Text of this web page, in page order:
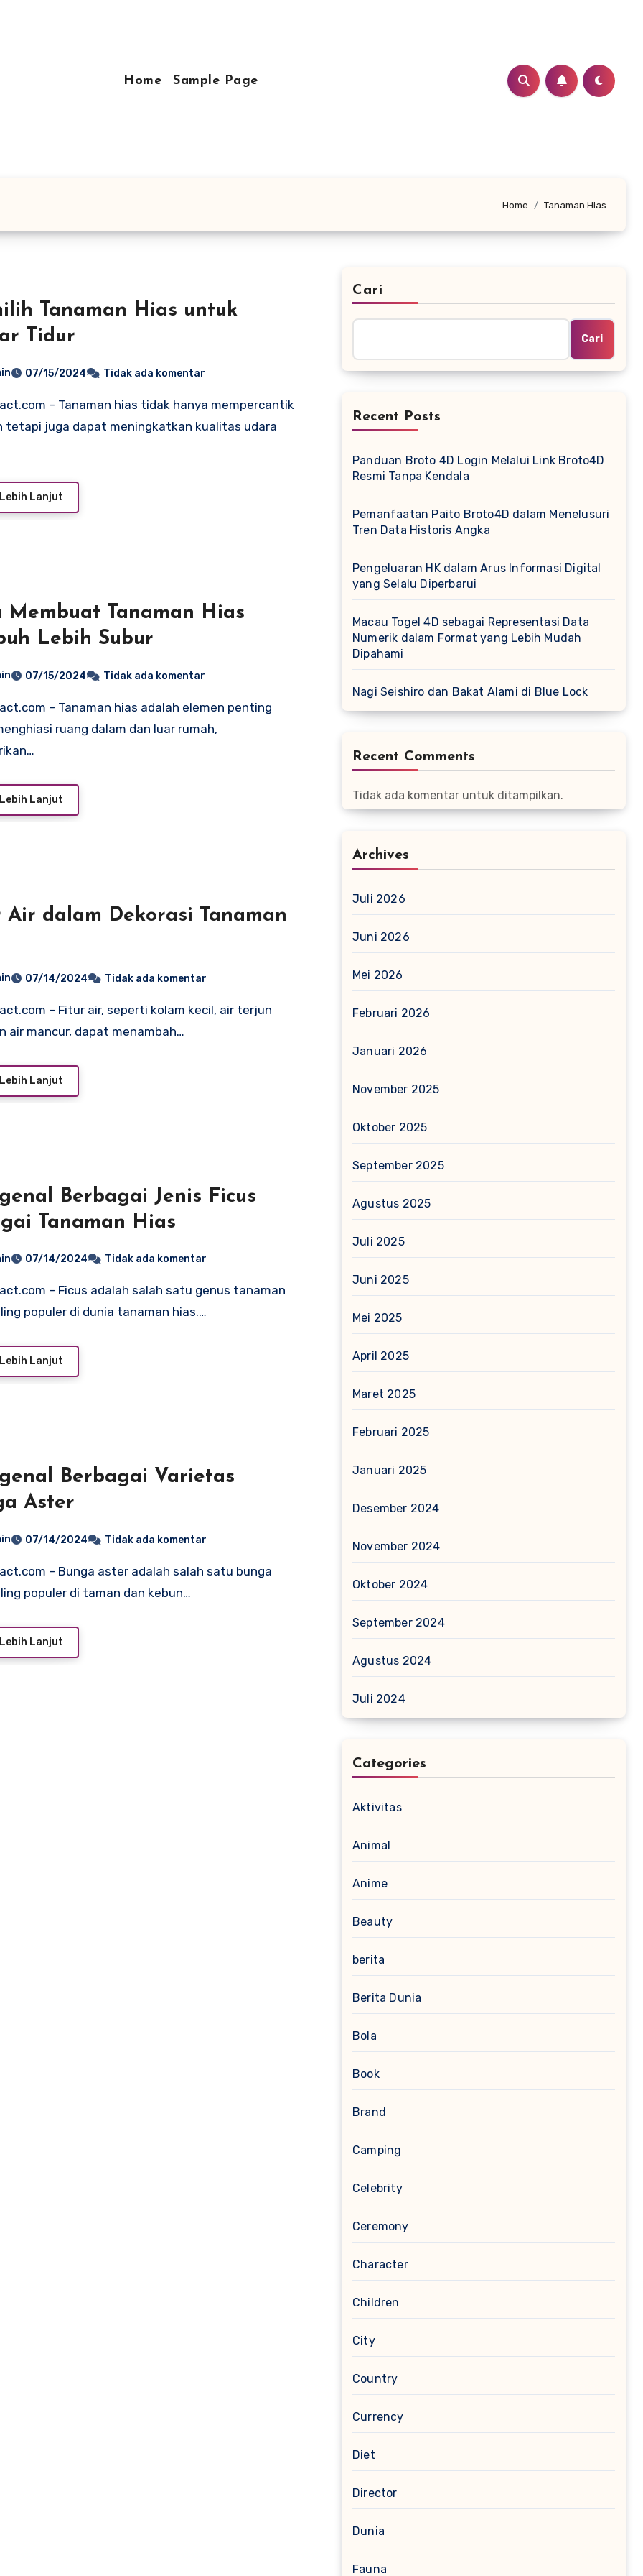
Home Sample Page
Home Tanaman Hias
Tanaman Hias untuk
Tidur
07/15/2024 Tidak ada komentar
tetapi juga dapat meningkatkan kualitas udara
Lanjut
Membuat Tanaman Hias
Lebih Subur
07/15/2024 Tidak ada komentar
ruang dalam dan luar rumah,
Lanjut
Air dalam Dekorasi Tanaman
07/14/2024 Tidak ada komentar
air mancur, dapat menambah…
Lanjut
Berbagai Jenis Ficus
Tanaman Hias
07/14/2024 Tidak ada komentar
populer di dunia tanaman hias.…
Lanjut
Berbagai Varietas
Aster
07/14/2024 Tidak ada komentar
populer di taman dan kebun…
Lanjut
Cari
Cari
Recent Posts
Panduan Broto 4D Login Melalui Link Broto4D
Resmi Tanpa Kendala
Pemanfaatan Paito Broto4D dalam Menelusuri
Tren Data Historis Angka
Pengeluaran HK dalam Arus Informasi Digital
yang Selalu Diperbarui
Macau Togel 4D sebagai Representasi Data
Numerik dalam Format yang Lebih Mudah
Dipahami
Nagi Seishiro dan Bakat Alami di Blue Lock
Recent Comments
Tidak ada komentar untuk ditampilkan.
Archives
Juli 2026
Juni 2026
Mei 2026
Februari 2026
Januari 2026
November 2025
Oktober 2025
September 2025
Agustus 2025
Juli 2025
Juni 2025
Mei 2025
April 2025
Maret 2025
Februari 2025
Januari 2025
Desember 2024
November 2024
Oktober 2024
September 2024
Agustus 2024
Juli 2024
Categories
Aktivitas
Animal
Anime
Beauty
berita
Berita Dunia
Bola
Book
Brand
Camping
Celebrity
Ceremony
Character
Children
City
Country
Currency
Diet
Director
Dunia
Fauna